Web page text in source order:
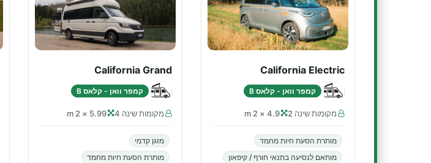
California Electric
קמפר וואן - קלאס B
מקומות שינה 2 4.9 × 2 m
מותרת הסעת חיות מחמד
מותאם לנסיעה בתנאי חורף / קיפאון
California Grand
קמפר וואן - קלאס B
מקומות שינה 4 5.99 × 2 m
מזגן קדמי
מותרת הסעת חיות מחמד